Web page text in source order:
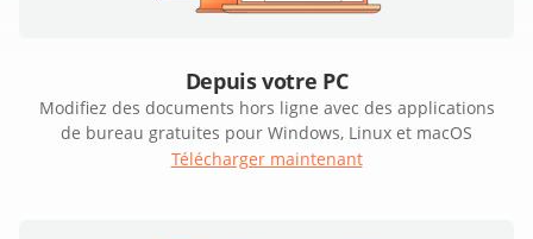
Depuis votre PC
Modifiez des documents hors ligne avec des applications
de bureau gratuites pour Windows, Linux et macOS
Télécharger maintenant